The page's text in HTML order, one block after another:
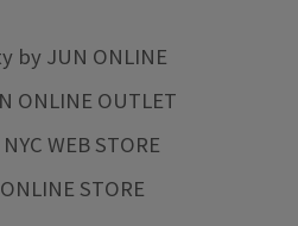
by JUN ONLINE
ONLINE OUTLET
WEB STORE
STORE